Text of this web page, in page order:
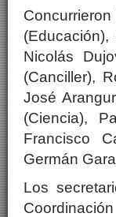
Nicolás
(Canciller),
José
(Ciencia),
Francisco
Germán
Los